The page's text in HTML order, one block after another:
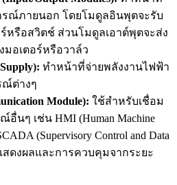
รณ์ภายนอก โดยโมดูลอินพุตจะรับ
รือสวิตช์ ส่วนโมดูลเอาต์พุตจะส่ง
อเตอร์หรือวาล์ว
ทำหน้าที่จ่ายพลังงานไฟฟ้า
ณ์ต่างๆ
Module): ใช้สำหรับเชื่อม
อื่นๆ เช่น HMI (Human Machine
(Supervisory Control and Data
สดงผลและการควบคุมจากระยะ